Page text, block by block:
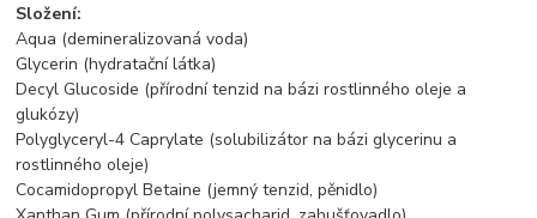
Složení:
Aqua (demineralizovaná voda)
Glycerin (hydratační látka)
Decyl Glucoside (přírodní tenzid na bázi rostlinného oleje a
glukózy)
Polyglyceryl-4 Caprylate (solubilizátor na bázi glycerinu a
rostlinného oleje)
Cocamidopropyl Betaine (jemný tenzid, pěnidlo)